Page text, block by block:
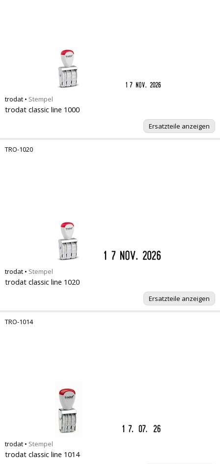
trodat • Stempel
trodat classic line 1000
Ersatzteile anzeigen
TRO-1020
trodat • Stempel
trodat classic line 1020
Ersatzteile anzeigen
TRO-1014
trodat • Stempel
trodat classic line 1014